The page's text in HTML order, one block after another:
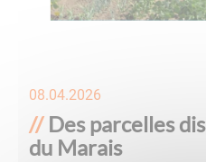
08.04.2026
Des parcelles
du Marais